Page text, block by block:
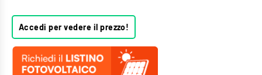
Accedi per vedere il prezzo!